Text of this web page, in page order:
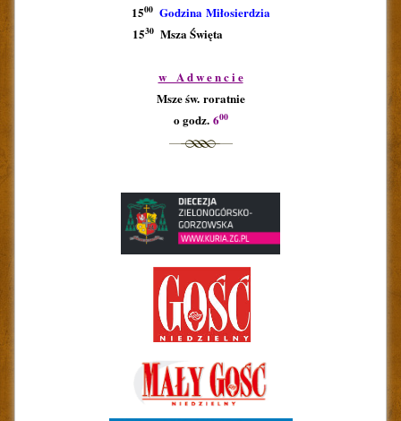
1500 Godzina Miłosierdzia
1530Msza Święta
w A d w e n c i e
Msze św. roratnie
o godz. 600